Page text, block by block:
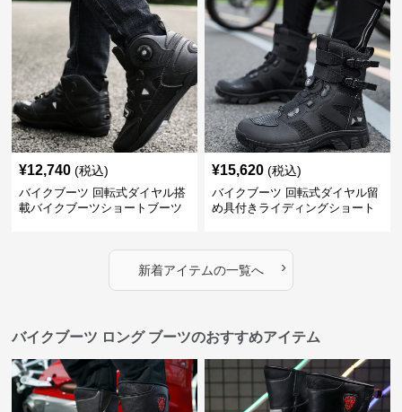
¥12,740 (税込)
バイクブーツ 回転式ダイヤル搭
載バイクブーツショートブーツ
¥15,620 (税込)
バイクブーツ 回転式ダイヤル留
め具付きライディングショート
新着アイテムの一覧へ ›
バイクブーツ ロング ブーツのおすすめアイテム